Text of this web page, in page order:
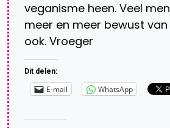
veganisme heen. Veel
meer en meer bewust van
ook. Vroeger
Dit delen:
E-mail WhatsApp